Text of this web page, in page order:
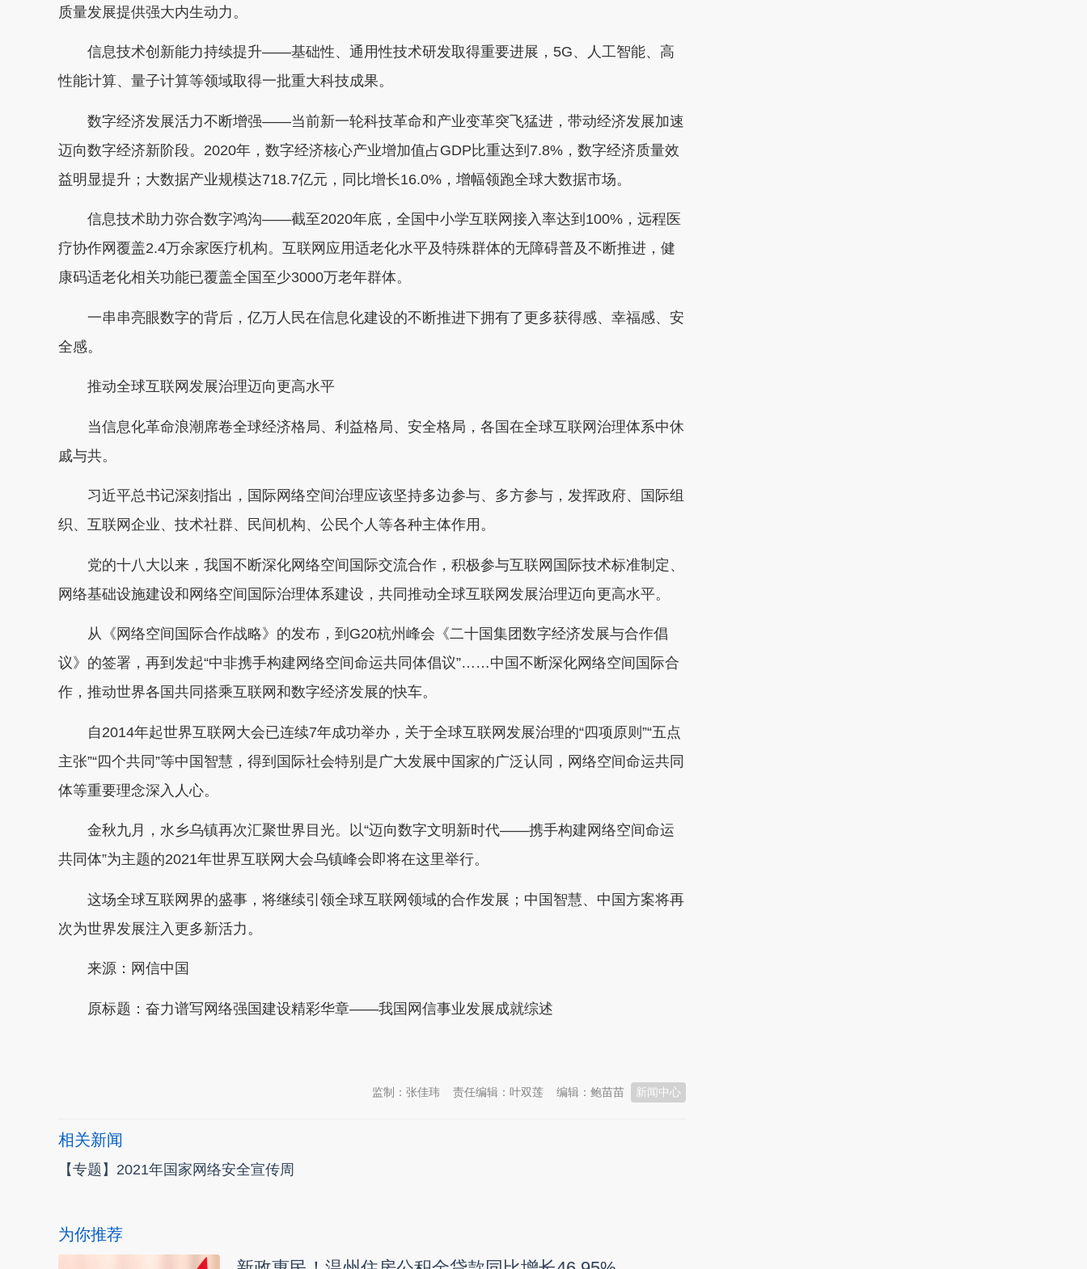
质量发展提供强大内生动力。
信息技术创新能力持续提升——基础性、通用性技术研发取得重要进展，5G、人工智能、高
性能计算、量子计算等领域取得一批重大科技成果。
数字经济发展活力不断增强——当前新一轮科技革命和产业变革突飞猛进，带动经济发展加速
迈向数字经济新阶段。2020年，数字经济核心产业增加值占GDP比重达到7.8%，数字经济质量效
益明显提升；大数据产业规模达718.7亿元，同比增长16.0%，增幅领跑全球大数据市场。
信息技术助力弥合数字鸿沟——截至2020年底，全国中小学互联网接入率达到100%，远程医
疗协作网覆盖2.4万余家医疗机构。互联网应用适老化水平及特殊群体的无障碍普及不断推进，健
康码适老化相关功能已覆盖全国至少3000万老年群体。
一串串亮眼数字的背后，亿万人民在信息化建设的不断推进下拥有了更多获得感、幸福感、安
全感。
推动全球互联网发展治理迈向更高水平
当信息化革命浪潮席卷全球经济格局、利益格局、安全格局，各国在全球互联网治理体系中休
戚与共。
习近平总书记深刻指出，国际网络空间治理应该坚持多边参与、多方参与，发挥政府、国际组
织、互联网企业、技术社群、民间机构、公民个人等各种主体作用。
党的十八大以来，我国不断深化网络空间国际交流合作，积极参与互联网国际技术标准制定、
网络基础设施建设和网络空间国际治理体系建设，共同推动全球互联网发展治理迈向更高水平。
从《网络空间国际合作战略》的发布，到G20杭州峰会《二十国集团数字经济发展与合作倡
议》的签署，再到发起“中非携手构建网络空间命运共同体倡议”……中国不断深化网络空间国际合
作，推动世界各国共同搭乘互联网和数字经济发展的快车。
自2014年起世界互联网大会已连续7年成功举办，关于全球互联网发展治理的“四项原则”“五点
主张”“四个共同”等中国智慧，得到国际社会特别是广大发展中国家的广泛认同，网络空间命运共同
体等重要理念深入人心。
金秋九月，水乡乌镇再次汇聚世界目光。以“迈向数字文明新时代——携手构建网络空间命运
共同体”为主题的2021年世界互联网大会乌镇峰会即将在这里举行。
这场全球互联网界的盛事，将继续引领全球互联网领域的合作发展；中国智慧、中国方案将再
次为世界发展注入更多新活力。
来源：网信中国
原标题：奋力谱写网络强国建设精彩华章——我国网信事业发展成就综述
新闻中心
编辑：鲍苗苗
责任编辑：叶双莲
监制：张佳玮
相关新闻
【专题】2021年国家网络安全宣传周
为你推荐